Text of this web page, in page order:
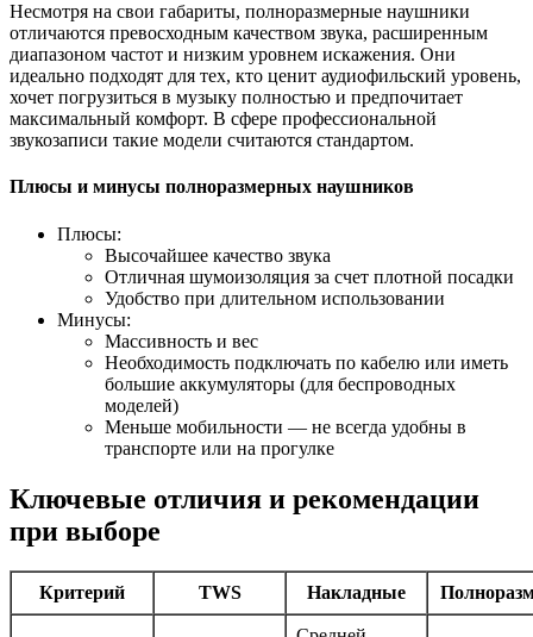
Несмотря на свои габариты, полноразмерные наушники
отличаются превосходным качеством звука, расширенным
диапазоном частот и низким уровнем искажения. Они
идеально подходят для тех, кто ценит аудиофильский уровень,
хочет погрузиться в музыку полностью и предпочитает
максимальный комфорт. В сфере профессиональной
звукозаписи такие модели считаются стандартом.
Плюсы и минусы полноразмерных наушников
Плюсы:
Высочайшее качество звука
Отличная шумоизоляция за счет плотной посадки
Удобство при длительном использовании
Минусы:
Массивность и вес
Необходимость подключать по кабелю или иметь
большие аккумуляторы (для беспроводных
моделей)
Меньше мобильности — не всегда удобны в
транспорте или на прогулке
Ключевые отличия и рекомендации
при выборе
Критерий TWS Накладные